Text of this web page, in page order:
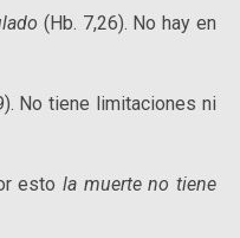
(Hb. 7,26). No hay en
No tiene limitaciones ni
estola muerte no tiene